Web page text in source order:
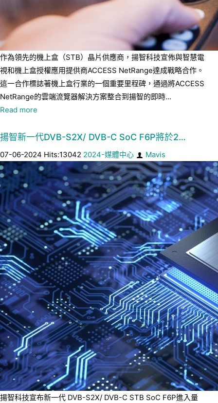
作為領先的機上盒（STB）晶片供應商，揚智科技宣佈與智慧電
視和機上盒授權應用提供商ACCESS NetRange達成戰略合作。
這一合作標誌著機上盒行業的一個重要里程碑，通過將ACCESS
NetRange的雲端流覽器解決方案整合到揚智的即時...
Read more
揚智新一代DVB-S2X/ DVB-C SoC F6P將於2…
07-06-2024 Hits:13042 2024-媒體中心 Mavis
揚智科技宣布新一代 DVB-S2X/ DVB-C STB SoC F6P進入量